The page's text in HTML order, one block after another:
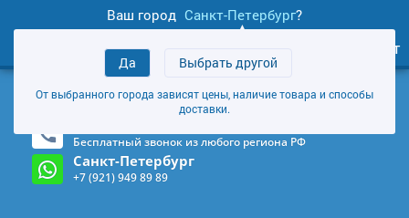
Ваш город Санкт-Петербург?
Да Выбрать другой
От выбранного города зависят цены, наличие товара и способы
доставки.
товаров
Личный кабинет
+7 (921) 949 89 89
Магазин и склад в Санкт-Петербурге (Карта)
Бесплатный звонок из любого региона РФ
Санкт-Петербург
+7 (921) 949 89 89